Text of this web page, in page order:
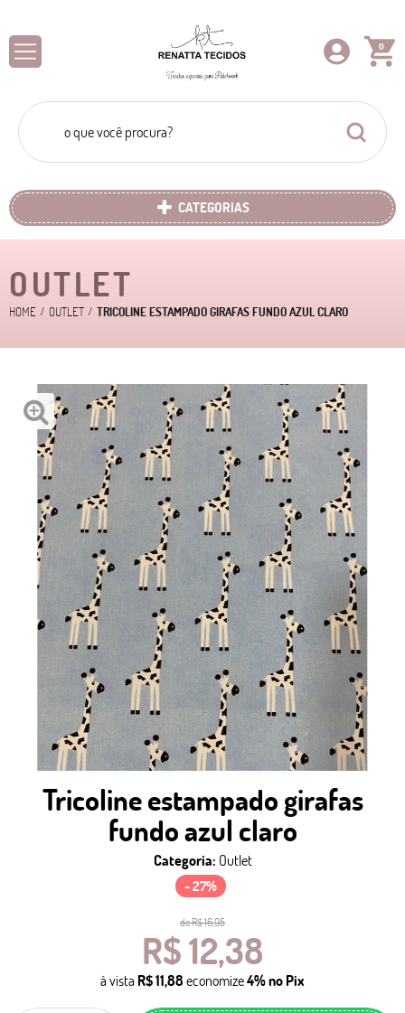
0
CATEGORIAS
OUTLET
HOME OUTLET TRICOLINE ESTAMPADO GIRAFAS FUNDO AZUL CLARO
Tricoline estampado girafas
fundo azul claro
Categoria: Outlet
- 27%
deR$ 16,95
R$ 12,38
à vista R$ 11,88 economize4%no Pix